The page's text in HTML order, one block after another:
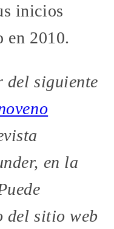
inicios
en 2010.
del siguiente
en la
del sitio web